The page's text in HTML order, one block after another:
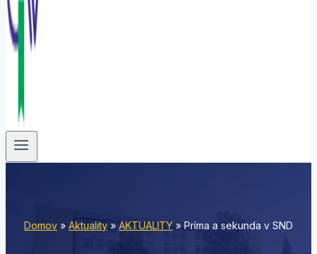
Domov » Aktuality » AKTUALITY » Príma a sekunda v SND